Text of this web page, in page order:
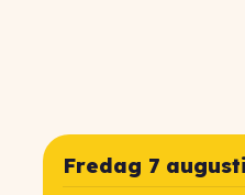
Fredag 7 augusti